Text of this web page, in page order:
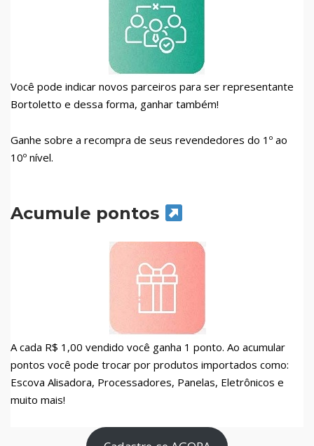
Você pode indicar novos parceiros para ser representante
Bortoletto e dessa forma, ganhar também!
Ganhe sobre a recompra de seus revendedores do 1º ao
10º nível.
Acumule pontos
A cada R$ 1,00 vendido você ganha 1 ponto. Ao acumular
pontos você pode trocar por produtos importados como:
Escova Alisadora, Processadores, Panelas, Eletrônicos e
muito mais!